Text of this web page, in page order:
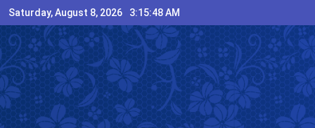
Skip
to
content
Saturday, August 8, 2026 3:15:49 AM